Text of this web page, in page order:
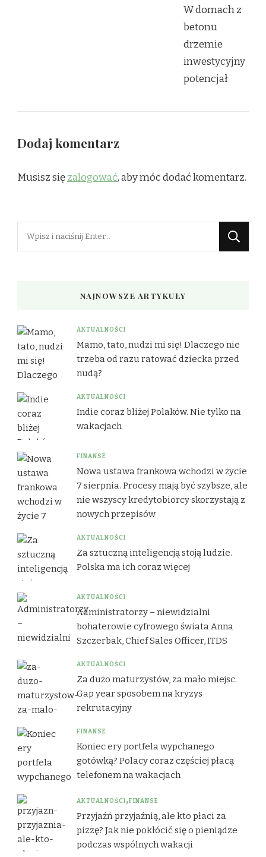
Dodaj komentarz
Musisz sięzalogować, aby móc dodać komentarz.
NAJNOWSZE ARTYKUŁY
AKTUALNOŚCI
Mamo, tato, nudzi mi się! Dlaczego nie
trzeba od razu ratować dziecka przed
nudą?
AKTUALNOŚCI
Indie coraz bliżej Polaków. Nie tylko na
wakacjach
FINANSE
Nowa ustawa frankowa wchodzi w życie
7 sierpnia. Procesy mają być szybsze, ale
nie wszyscy kredytobiorcy skorzystają z
nowych przepisów
AKTUALNOŚCI
Za sztuczną inteligencją stoją ludzie.
Polska ma ich coraz więcej
AKTUALNOŚCI
Administratorzy – niewidzialni
bohaterowie cyfrowego świata Anna
Szczerbak, Chief Sales Officer, ITDS
AKTUALNOŚCI
Za dużo maturzystów, za mało miejsc.
Gap year sposobem na kryzys
rekrutacyjny
FINANSE
Koniec ery portfela wypchanego
gotówką? Polacy coraz częściej płacą
telefonem na wakacjach
AKTUALNOŚCI FINANSE
Przyjaźń przyjaźnią, ale kto płaci za
pizzę? Jak nie pokłócić się o pieniądze
podczas wspólnych wakacji